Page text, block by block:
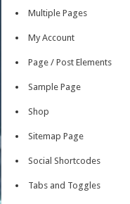
Multiple Pages
My Account
Page / Post Elements
Sample Page
Shop
Sitemap Page
Social Shortcodes
Tabs and Toggles